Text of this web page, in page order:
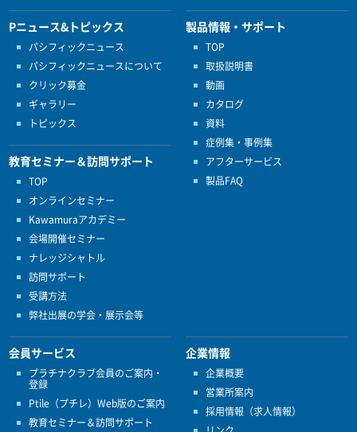
Pニュース&トピックス
パシフィックニュース
パシフィックニュースについて
クリック募金
ギャラリー
トピックス
教育セミナー＆訪問サポート
TOP
オンラインセミナー
Kawamuraアカデミー
会場開催セミナー
ナレッジシャトル
訪問サポート
受講方法
弊社出展の学会・展示会等
製品情報・サポート
TOP
取扱説明書
動画
カタログ
資料
症例集・事例集
アフターサービス
製品FAQ
会員サービス
プラチナクラブ会員のご案内・
登録
Ptile（プチレ）Web版のご案内
教育セミナー＆訪問サポート
企業情報
企業概要
営業所案内
採用情報（求人情報）